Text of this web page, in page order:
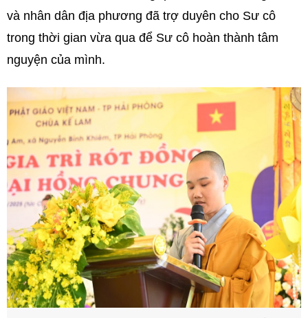
và nhân dân địa phương đã trợ duyên cho Sư cô
trong thời gian vừa qua để Sư cô hoàn thành tâm
nguyện của mình.